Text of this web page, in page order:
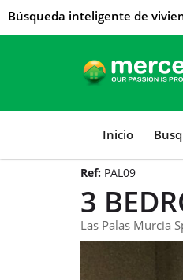
Búsqueda inteligente de
Inicio
Ref: PAL09
3
Las Palas Murcia